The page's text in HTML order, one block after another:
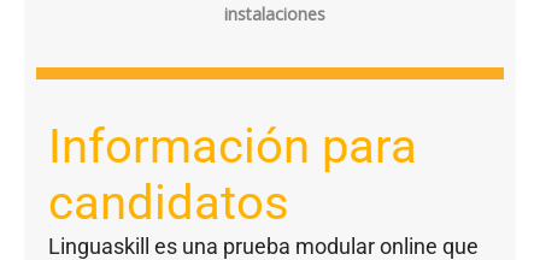
instalaciones
Información para
candidatos
Linguaskill es una prueba modular online que